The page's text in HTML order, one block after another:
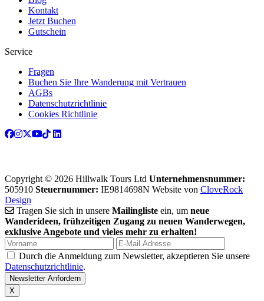
Kontakt
Jetzt Buchen
Gutschein
Service
Fragen
Buchen Sie Ihre Wanderung mit Vertrauen
AGBs
Datenschutzrichtlinie
Cookies Richtlinie
Copyright © 2026 Hillwalk Tours Ltd Unternehmensnummer:
505910 Steuernummer: IE9814698N Website von CloveRock
Design
Tragen Sie sich in unsere Mailingliste ein, um neue
Wanderideen, frühzeitigen Zugang zu neuen Wanderwegen,
exklusive Angebote und vieles mehr zu erhalten!
Durch die Anmeldung zum Newsletter, akzeptieren Sie unsere
Datenschutzrichtlinie.
X